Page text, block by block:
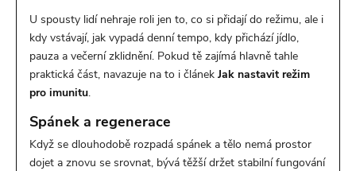
U spousty lidí nehraje roli jen to, co si přidají do režimu, ale i
kdy vstávají, jak vypadá denní tempo, kdy přichází jídlo,
pauza a večerní zklidnění. Pokud tě zajímá hlavně tahle
praktická část, navazuje na to i článek Jak nastavit režim
pro imunitu.
Spánek a regenerace
Když se dlouhodobě rozpadá spánek a tělo nemá prostor
dojet a znovu se srovnat, bývá těžší držet stabilní fungování